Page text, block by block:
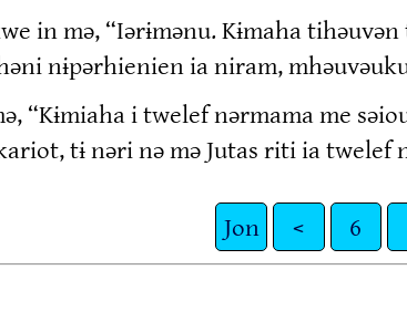
in mə, “Iərɨmənu. Kɨmaha
nɨpərhienien ia niram,
“Kɨmiaha i twelef nərmama me
tɨ nəri nə mə Jutas riti ia
Jon
< 6